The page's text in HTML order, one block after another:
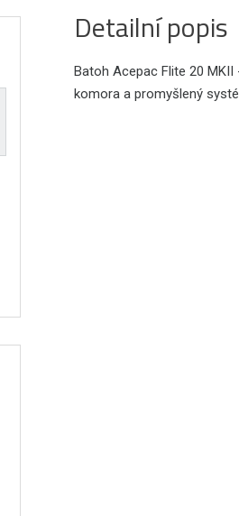
Detailní popis
Batoh Acepac Flite 20
komora a promyšlený